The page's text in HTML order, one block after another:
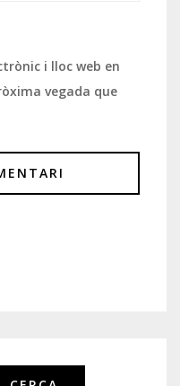
i lloc web en
vegada que